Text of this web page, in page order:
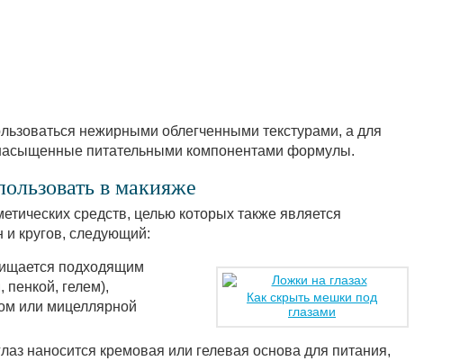
нежирными облегченными текстурами, а для
питательными компонентами формулы.
в макияже
средств, целью которых также является
и кругов, следующий:
Как скрыть мешки под
глазами
подходящим
пенкой, гелем),
или мицеллярной
наносится кремовая или гелевая основа для питания,